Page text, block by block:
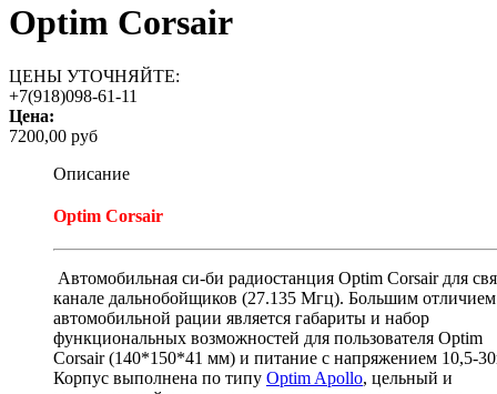
Optim Corsair
ЦЕНЫ УТОЧНЯЙТЕ:
+7(918)098-61-11
Цена:
7200,00 руб
Описание
Optim Corsair
Автомобильная си-би радиостанция Optim Corsair для
канале дальнобойщиков (27.135 Мгц). Большим отличием
автомобильной рации является габариты и набор
функциональных возможностей для пользователя Optim
Corsair (140*150*41 мм) и питание с напряжением 10,5-
Корпус выполнена по типу Optim Apollo, цельный и